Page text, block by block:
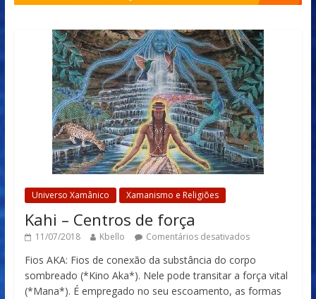
Universo Xamânico Xamanismo e Religiões
Kahi – Centros de força
11/07/2018 Kbello Comentários desativados
Fios AKA: Fios de conexão da substância do corpo
sombreado (*Kino Aka*). Nele pode transitar a força vital
(*Mana*). É empregado no seu escoamento, as formas